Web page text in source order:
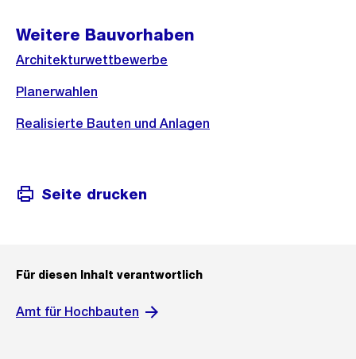
Weitere Bauvorhaben
Architekturwettbewerbe
Planerwahlen
Realisierte Bauten und Anlagen
Seite drucken
Für diesen Inhalt verantwortlich
Amt für Hochbauten